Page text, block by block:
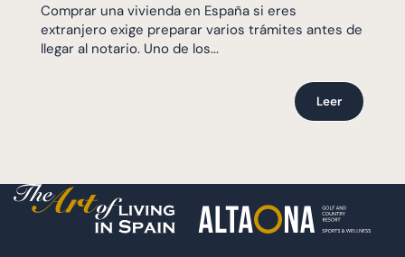
Comprar una vivienda en España si eres
extranjero exige preparar varios trámites antes de
llegar al notario. Uno de los...
Leer